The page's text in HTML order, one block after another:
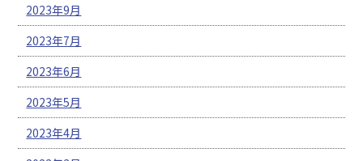
2023年9月
2023年7月
2023年6月
2023年5月
2023年4月